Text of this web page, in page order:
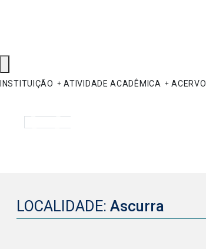
INSTITUIÇÃO ATIVIDADE ACADÊMICA ACERVO
LOCALIDADE: Ascurra